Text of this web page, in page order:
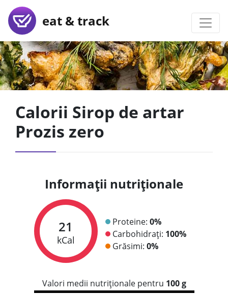
eat & track
Calorii Sirop de artar
Prozis zero
Informații nutriționale
21
kCal
Proteine: 0%
Carbohidrați: 100%
Grăsimi: 0%
Valori medii nutriționale pentru 100 g